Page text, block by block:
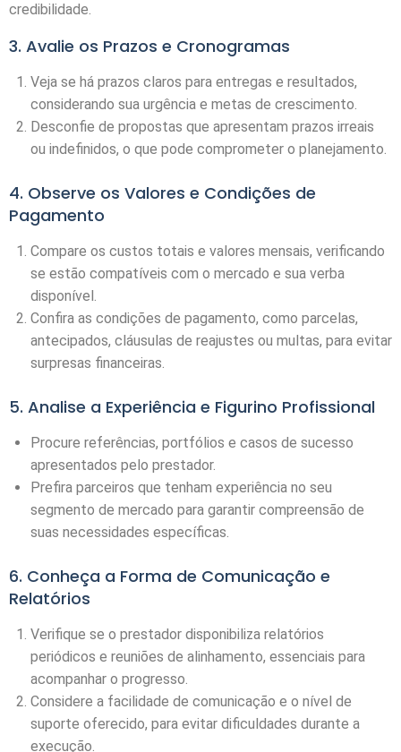
credibilidade.
3. Avalie os Prazos e Cronogramas
Veja se há prazos claros para entregas e resultados,
considerando sua urgência e metas de crescimento.
Desconfie de propostas que apresentam prazos irreais
ou indefinidos, o que pode comprometer o planejamento.
4. Observe os Valores e Condições de
Pagamento
Compare os custos totais e valores mensais, verificando
se estão compatíveis com o mercado e sua verba
disponível.
Confira as condições de pagamento, como parcelas,
antecipados, cláusulas de reajustes ou multas, para evitar
surpresas financeiras.
5. Analise a Experiência e Figurino Profissional
Procure referências, portfólios e casos de sucesso
apresentados pelo prestador.
Prefira parceiros que tenham experiência no seu
segmento de mercado para garantir compreensão de
suas necessidades específicas.
6. Conheça a Forma de Comunicação e
Relatórios
Verifique se o prestador disponibiliza relatórios
periódicos e reuniões de alinhamento, essenciais para
acompanhar o progresso.
Considere a facilidade de comunicação e o nível de
suporte oferecido, para evitar dificuldades durante a
execução.